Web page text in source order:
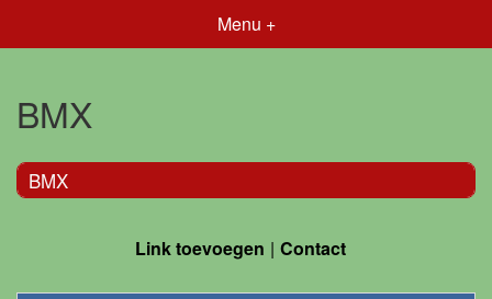
Menu +
BMX
BMX
Link toevoegen Contact